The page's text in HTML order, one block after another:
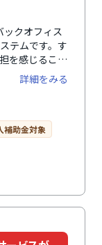
クオフィス
テムです。す
を感じること
、人事評価業
効率化しま
な従業員デ
の力を引き
創出する戦略
詳細をみる
補助金対象